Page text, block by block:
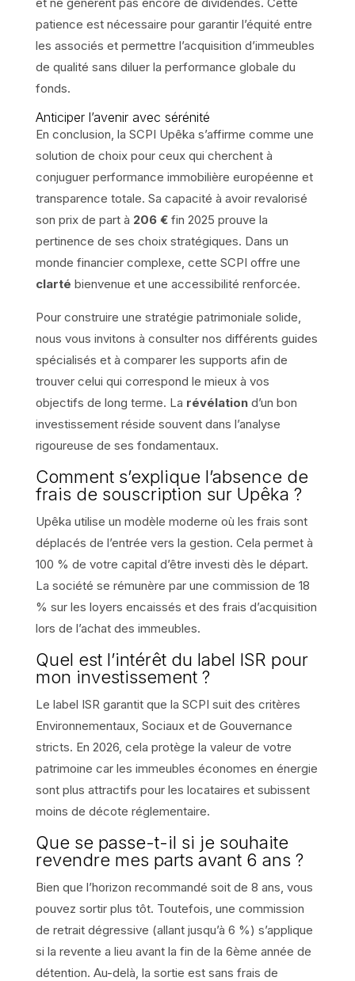
patience est nécessaire pour garantir l’équité entre
les associés et permettre l’acquisition d’immeubles
de qualité sans diluer la performance globale du
fonds.
Anticiper l’avenir avec sérénité
En conclusion, la SCPI Upêka s’affirme comme une
solution de choix pour ceux qui cherchent à
conjuguer performance immobilière européenne et
transparence totale. Sa capacité à avoir revalorisé
son prix de part à 206 €fin 2025 prouve la
pertinence de ses choix stratégiques. Dans un
monde financier complexe, cette SCPI offre une
clarté bienvenue et une accessibilité renforcée.
Pour construire une stratégie patrimoniale solide,
nous vous invitons à consulter nos différents guides
spécialisés et à comparer les supports afin de
trouver celui qui correspond le mieux à vos
objectifs de long terme. La révélationd’un bon
investissement réside souvent dans l’analyse
rigoureuse de ses fondamentaux.
Comment s’explique l’absence de
frais de souscription sur Upêka ?
Upêka utilise un modèle moderne où les frais sont
déplacés de l’entrée vers la gestion. Cela permet à
100 % de votre capital d’être investi dès le départ.
La société se rémunère par une commission de 18
% sur les loyers encaissés et des frais d’acquisition
lors de l’achat des immeubles.
Quel est l’intérêt du label ISR pour
mon investissement ?
Le label ISR garantit que la SCPI suit des critères
Environnementaux, Sociaux et de Gouvernance
stricts. En 2026, cela protège la valeur de votre
patrimoine car les immeubles économes en énergie
sont plus attractifs pour les locataires et subissent
moins de décote réglementaire.
Que se passe-t-il si je souhaite
revendre mes parts avant 6 ans ?
Bien que l’horizon recommandé soit de 8 ans, vous
pouvez sortir plus tôt. Toutefois, une commission
de retrait dégressive (allant jusqu’à 6 %) s’applique
si la revente a lieu avant la fin de la 6ème année de
détention. Au-delà, la sortie est sans frais de